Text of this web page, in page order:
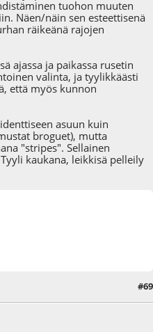
tuohon muuten
Näen/näin sen esteettisenä
räikeänä rajojen
ajassa ja paikassa rusetin
valinta, ja tyylikkäästi
että myös kunnon
asuun kuin
broguet), mutta
"stripes". Sellainen
kaukana, leikkisä pelleily
#69